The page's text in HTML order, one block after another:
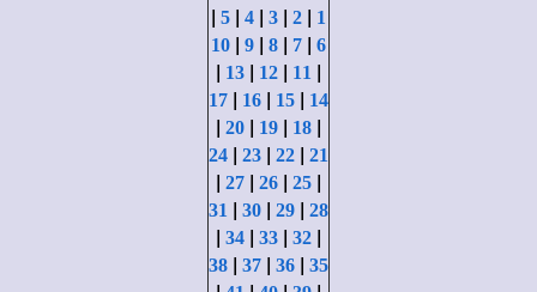
1
|
2
|
3
|
4
|
5
|
6
|
7
|
8
|
9
|
10
|
11
|
12
|
13
|
14
|
15
|
16
|
17
|
18
|
19
|
20
|
21
|
22
|
23
|
24
|
25
|
26
|
27
|
28
|
29
|
30
|
31
|
32
|
33
|
34
|
35
|
36
|
37
|
38